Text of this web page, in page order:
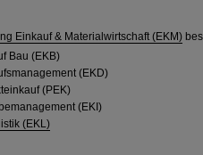
Einkauf & Materialwirtschaft (EKM)
Bau (EKB)
(EKD)
(PEK)
(EKI)
(EKL)